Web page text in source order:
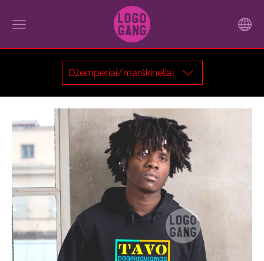
Džemperiai/marškinėliai